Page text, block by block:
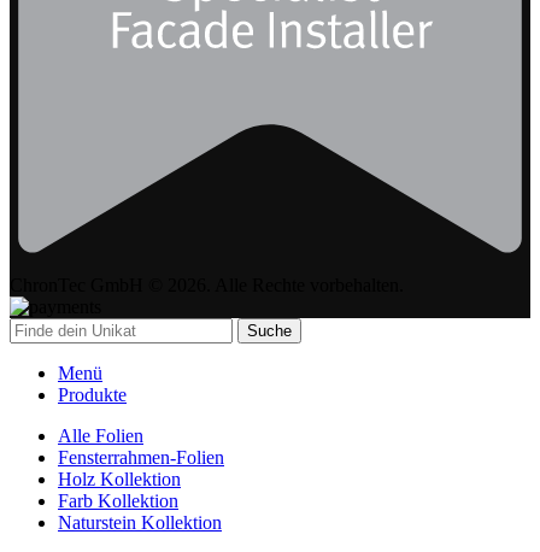
Suche
Menü
Produkte
Alle Folien
Fensterrahmen-Folien
Holz Kollektion
Farb Kollektion
Naturstein Kollektion